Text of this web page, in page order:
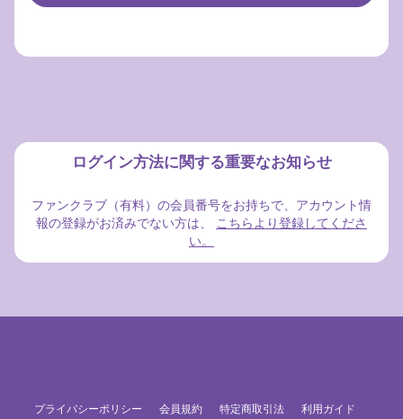
ログイン方法に関する重要なお知らせ
ファンクラブ（有料）の会員番号をお持ちで、アカウント情
報の登録がお済みでない方は、 こちらより登録してくださ
い。
プライバシーポリシー 会員規約 特定商取引法
利用ガイド